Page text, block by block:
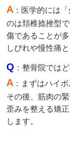
A ：医学的には
のは頚椎捻挫型
傷であることが
しびれや慢性痛
Q ：整骨院では
A ：まずはハイ
その後、筋肉の
歪みを整える矯
します。